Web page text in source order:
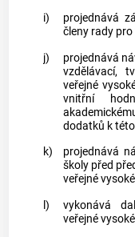
i)
projednává
členy rady
j)
projednává
vzdělávací,
veřejné
vnitřní
dodatků k
k)
projednává
školy před
veřejné
l)
vykonává
veřejné